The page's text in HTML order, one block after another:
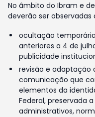
No âmbito do Ibram e
deverão ser observadas
ocultação
anteriores a 4 de
publicidade
revisão e adaptação
comunicação que
elementos da
Federal, preservada
administrativos,